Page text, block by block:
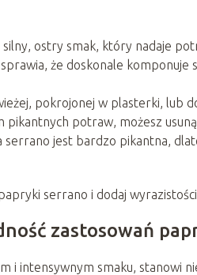
ostry smak, który nadaje
że doskonale komponuje
pokrojonej w plasterki, lub
pikantnych potraw, możesz
serrano jest bardzo pikantna,
serrano i dodaj
zastosowań
i intensywnym smaku, stanowi